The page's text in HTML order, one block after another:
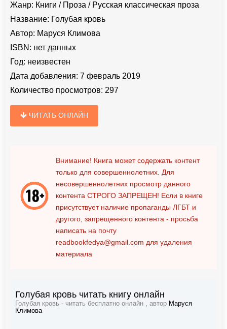
Жанр: Книги / Проза / Русская классическая проза
Название: Голубая кровь
Автор: Маруся Климова
ISBN: нет данных
Год: неизвестен
Дата добавления: 7 февраль 2019
Количество просмотров: 297
ЧИТАТЬ ОНЛАЙН
Внимание! Книга может содержать контент
только для совершеннолетних. Для
несовершеннолетних просмотр данного
контента СТРОГО ЗАПРЕЩЕН! Если в книге
присутствует наличие пропаганды ЛГБТ и
другого, запрещенного контента - просьба
написать на почту
readbookfedya@gmail.com для удаления
материала
Голубая кровь читать книгу онлайн
Голубая кровь - читать бесплатно онлайн , автор Маруся
Климова